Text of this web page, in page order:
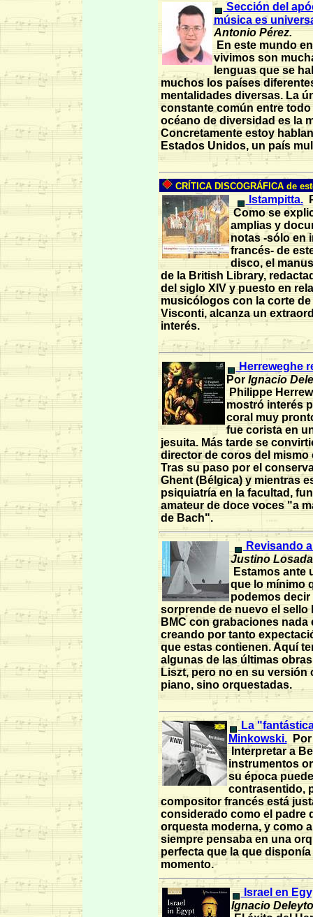
Sección del
música es
Antonio Pérez.
En este mundo
vivimos son
lenguas que se
muchos los países
mentalidades diversas. La
constante común entre todo
océano de diversidad es la
Concretamente estoy
Estados Unidos, un país
CRÍTICA DISCOGRÁFICA de
Istampitta.
Como se
amplias y
notas -sólo en
francés- de
disco, el
de la British Library,
del siglo XIV y puesto en
musicólogos con la corte de
Visconti, alcanza un
interés.
Herreweghe
PorIgnacio
Philippe
mostró interés
coral muy
fue corista en
jesuita. Más tarde se
director de coros del mismo
Tras su paso por el
Ghent (Bélgica) y mientras
psiquiatría en la facultad,
amateur de doce voces "a
de Bach".
Revisando
Justino
Estamos ante
que lo mínimo
podemos decir
sorprende de nuevo el sello
BMC con grabaciones nada
creando por tanto
que estas contienen. Aquí
algunas de las últimas
Liszt, pero no en su versión
piano, sino orquestadas.
La
Minkowski.
Por
Interpretar a
instrumentos
su época
contrasentido,
compositor francés está
considerado como el padre
orquesta moderna, y como
siempre pensaba en una
perfecta que la que disponía
momento.
Israel en
Ignacio